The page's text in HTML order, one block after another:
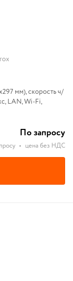
мм), скорость ч/
LAN, Wi-Fi,
По запросу
• цена без НДС